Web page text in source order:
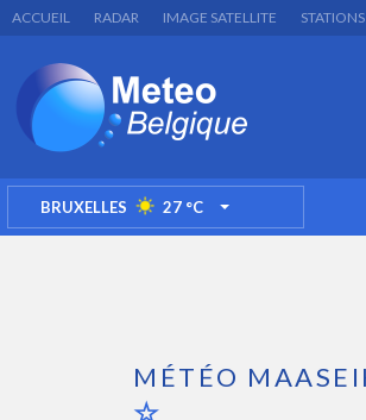
ACCUEIL RADAR IMAGE SATELLITE STATIONS
BRUXELLES 27°C TOGGLE
MÉTÉO